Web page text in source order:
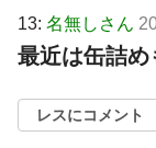
13: 名無しさん
最近は缶詰め
レスにコメント